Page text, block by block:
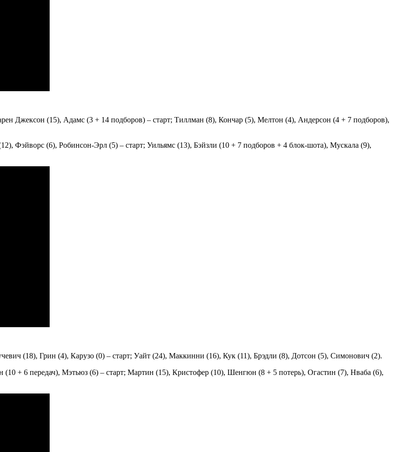
Джексон (15), Адамс (3 + 14 подборов) – старт; Тиллман (8), Кончар (5), Мелтон (4), Андерсон (4 + 7 подборов),
Фэйворс (6), Робинсон-Эрл (5) – старт; Уильямс (13), Бэйзли (10 + 7 подборов + 4 блок-шота), Мускала (9),
(18), Грин (4), Карузо (0) – старт; Уайт (24), Маккинни (16), Кук (11), Брэдли (8), Дотсон (5), Симонович (2).
(10 + 6 передач), Мэтьюз (6) – старт; Мартин (15), Кристофер (10), Шенгюн (8 + 5 потерь), Огастин (7), Нваба (6),